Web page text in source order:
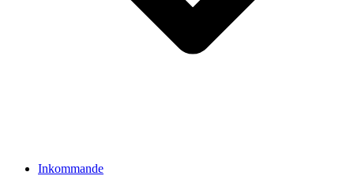
Inkommande